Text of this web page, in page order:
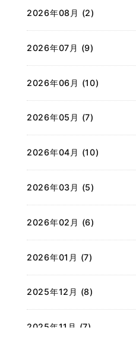
2026年08月 (2)
2026年07月 (9)
2026年06月 (10)
2026年05月 (7)
2026年04月 (10)
2026年03月 (5)
2026年02月 (6)
2026年01月 (7)
2025年12月 (8)
2025年11月 (7)